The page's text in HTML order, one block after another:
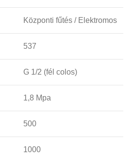
Központi fűtés / Elektromos
537
G 1/2 (fél colos)
1,8 Mpa
500
1000